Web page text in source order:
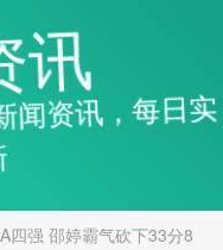
讯
闻资讯，每日实
四强 邵婷霸气砍下33分8